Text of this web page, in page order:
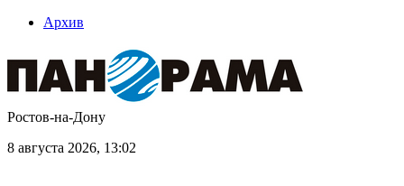
Архив
Ростов-на-Дону
8 августа 2026, 13:02